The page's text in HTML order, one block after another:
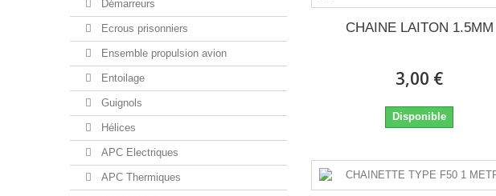
Démarreurs
Ecrous prisonniers
Ensemble propulsion avion
Entoilage
Guignols
Hélices
APC Electriques
APC Thermiques
CHAINE LAITON 1.5MM
3,00 €
Disponible